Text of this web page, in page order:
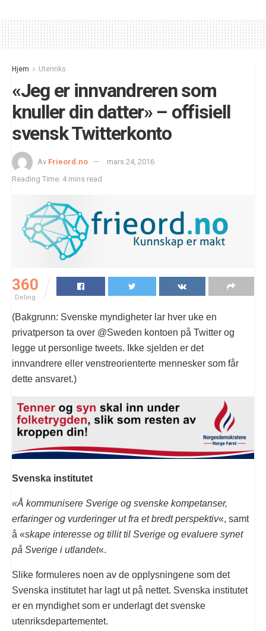
Hjem Utenriks
«Jeg er innvandreren som
knuller din datter» – offisiell
svensk Twitterkonto
Av Frieord.no
mars 24, 2016
Reading Time: 4 mins read
360
Deling
(Bakgrunn: Svenske myndigheter lar hver uke en
privatperson ta over @Sweden kontoen på Twitter og
legge ut personlige tweets. Ikke sjelden er det
innvandrere eller venstreorienterte mennesker som får
dette ansvaret.)
Svenska institutet
«Å kommunisere Sverige og svenske kompetanser,
erfaringer og vurderinger ut fra et bredt perspektiv«, samt
å «skape interesse og tillit til Sverige og evaluere synet
på Sverige i utlandet«.
Slike formuleres noen av de opplysningene som det
Svenska institutet har lagt ut på nettet. Svenska institutet
er en myndighet som er underlagt det svenske
utenriksdepartementet.